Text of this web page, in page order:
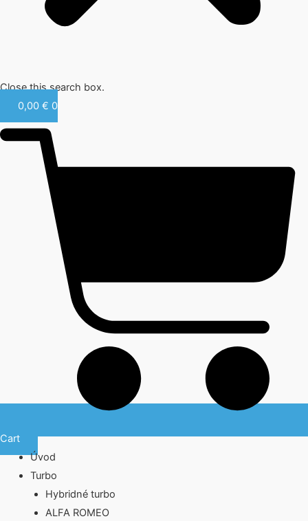
Close this search box.
0,00 € 0
Cart
Úvod
Turbo
Hybridné turbo
ALFA ROMEO